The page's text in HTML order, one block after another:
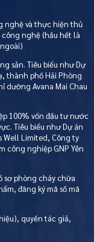
nghệ và thực hiện thủ
nghệ (hầu hết là
sản. Tiêu biểu như Dự
thành phố Hải Phòng
dưỡng Avana Mai Chau
100% vốn đầu tư nước
Tiêu biểu như Dự án
Well Limited, Công ty
công nghiệp GNP Yên
sơ phòng cháy chữa
đăng ký mã số mã
quyền tác giả,